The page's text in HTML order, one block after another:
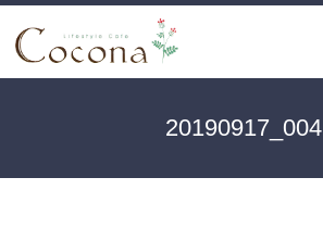
20190917_004